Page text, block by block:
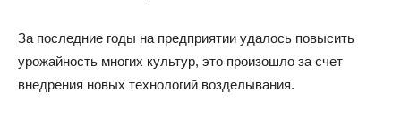
За последние годы на предприятии удалось повысить
урожайность многих культур, это произошло за счет
внедрения новых технологий возделывания.